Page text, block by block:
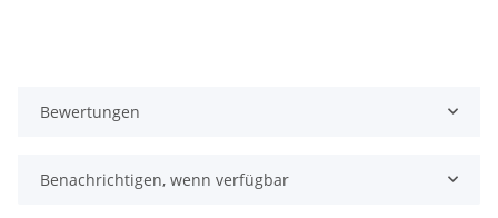
Bewertungen
Benachrichtigen, wenn verfügbar